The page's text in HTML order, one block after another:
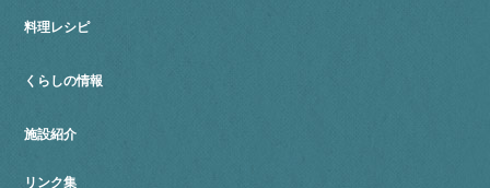
料理レシピ
くらしの情報
施設紹介
リンク集